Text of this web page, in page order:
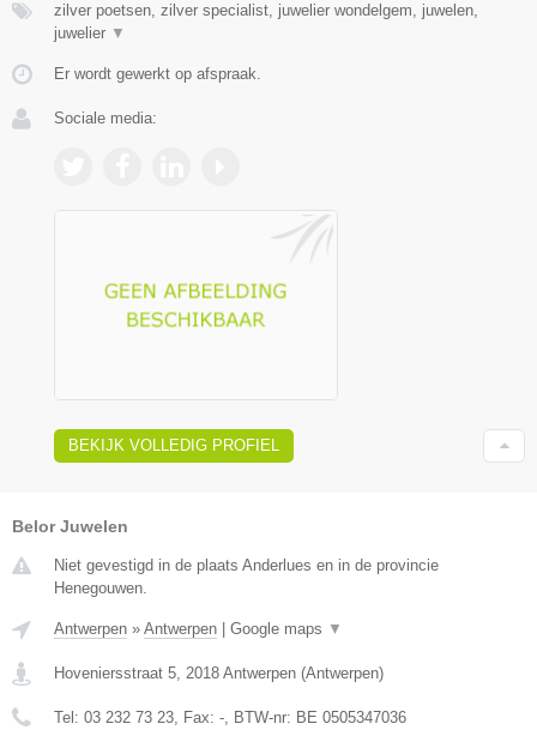
zilver poetsen, zilver specialist, juwelier wondelgem, juwelen,
juwelier ▼
Er wordt gewerkt op afspraak.
Sociale media:
BEKIJK VOLLEDIG PROFIEL
Belor Juwelen
Niet gevestigd in de plaats Anderlues en in de provincie
Henegouwen.
Antwerpen » Antwerpen Google maps ▼
Hoveniersstraat 5, 2018 Antwerpen (Antwerpen)
Tel: 03 232 73 23, Fax: -, BTW-nr: BE 0505347036